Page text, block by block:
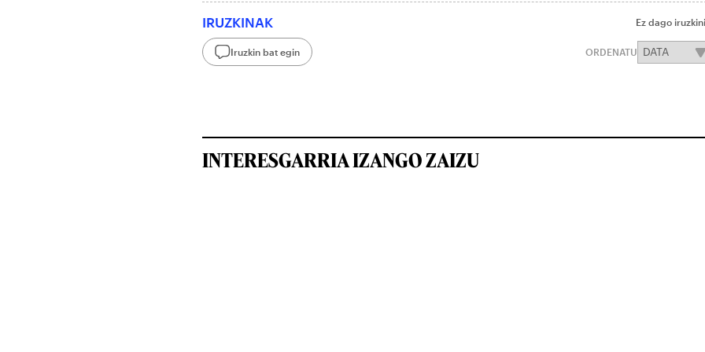
IRUZKINAK Ez dago
Iruzkin bat egin ORDENATU
INTERESGARRIA IZANGO ZAIZU